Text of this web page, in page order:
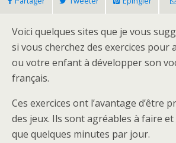
Voici quelques sites que je vous
si vous cherchez des exercices pour
ou votre enfant à développer son
français.
Ces exercices ont l’avantage d’être
des jeux. Ils sont agréables à faire
que quelques minutes par jour.